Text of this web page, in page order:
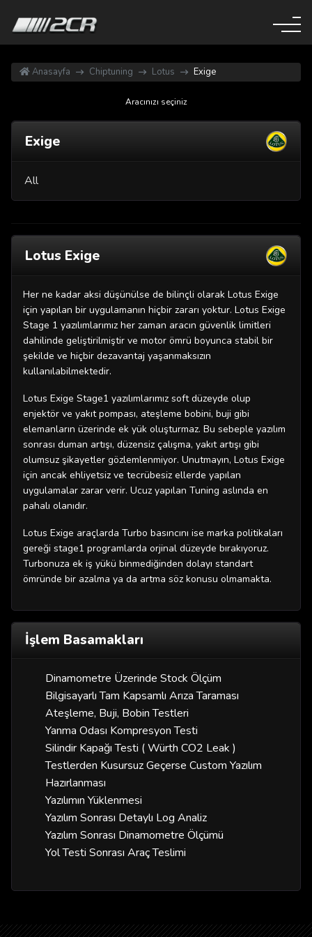
Anasayfa Chiptuning Lotus Exige
Aracınızı seçiniz
Exige
All
Lotus Exige
Her ne kadar aksi düşünülse de bilinçli olarak Lotus Exige
için yapılan bir uygulamanın hiçbir zararı yoktur. Lotus Exige
Stage 1 yazılımlarımız her zaman aracın güvenlik limitleri
dahilinde geliştirilmiştir ve motor ömrü boyunca stabil bir
şekilde ve hiçbir dezavantaj yaşanmaksızın
kullanılabilmektedir.
Lotus Exige Stage1 yazılımlarımız soft düzeyde olup
enjektör ve yakıt pompası, ateşleme bobini, buji gibi
elemanların üzerinde ek yük oluşturmaz. Bu sebeple yazılım
sonrası duman artışı, düzensiz çalışma, yakıt artışı gibi
olumsuz şikayetler gözlemlenmiyor. Unutmayın, Lotus Exige
için ancak ehliyetsiz ve tecrübesiz ellerde yapılan
uygulamalar zarar verir. Ucuz yapılan Tuning aslında en
pahalı olanıdır.
Lotus Exige araçlarda Turbo basıncını ise marka politikaları
gereği stage1 programlarda orjinal düzeyde bırakıyoruz.
Turbonuza ek iş yükü binmediğinden dolayı standart
ömründe bir azalma ya da artma söz konusu olmamakta.
İşlem Basamakları
Dinamometre Üzerinde Stock Ölçüm
Bilgisayarlı Tam Kapsamlı Arıza Taraması
Ateşleme, Buji, Bobin Testleri
Yanma Odası Kompresyon Testi
Silindir Kapağı Testi ( Würth CO2 Leak )
Testlerden Kusursuz Geçerse Custom Yazılım
Hazırlanması
Yazılımın Yüklenmesi
Yazılım Sonrası Detaylı Log Analiz
Yazılım Sonrası Dinamometre Ölçümü
Yol Testi Sonrası Araç Teslimi